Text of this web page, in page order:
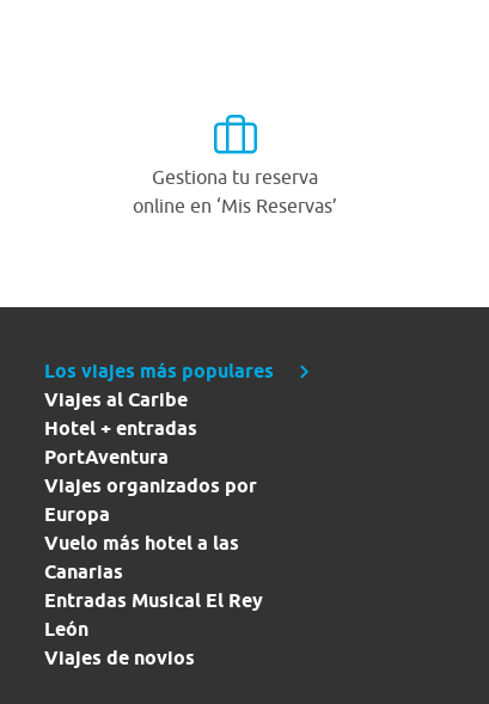
Gestiona tu reserva
online en ‘Mis Reservas’
Los viajes más populares
Viajes al Caribe
Hotel + entradas
PortAventura
Viajes organizados por
Europa
Vuelo más hotel a las
Canarias
Entradas Musical El Rey
León
Viajes de novios